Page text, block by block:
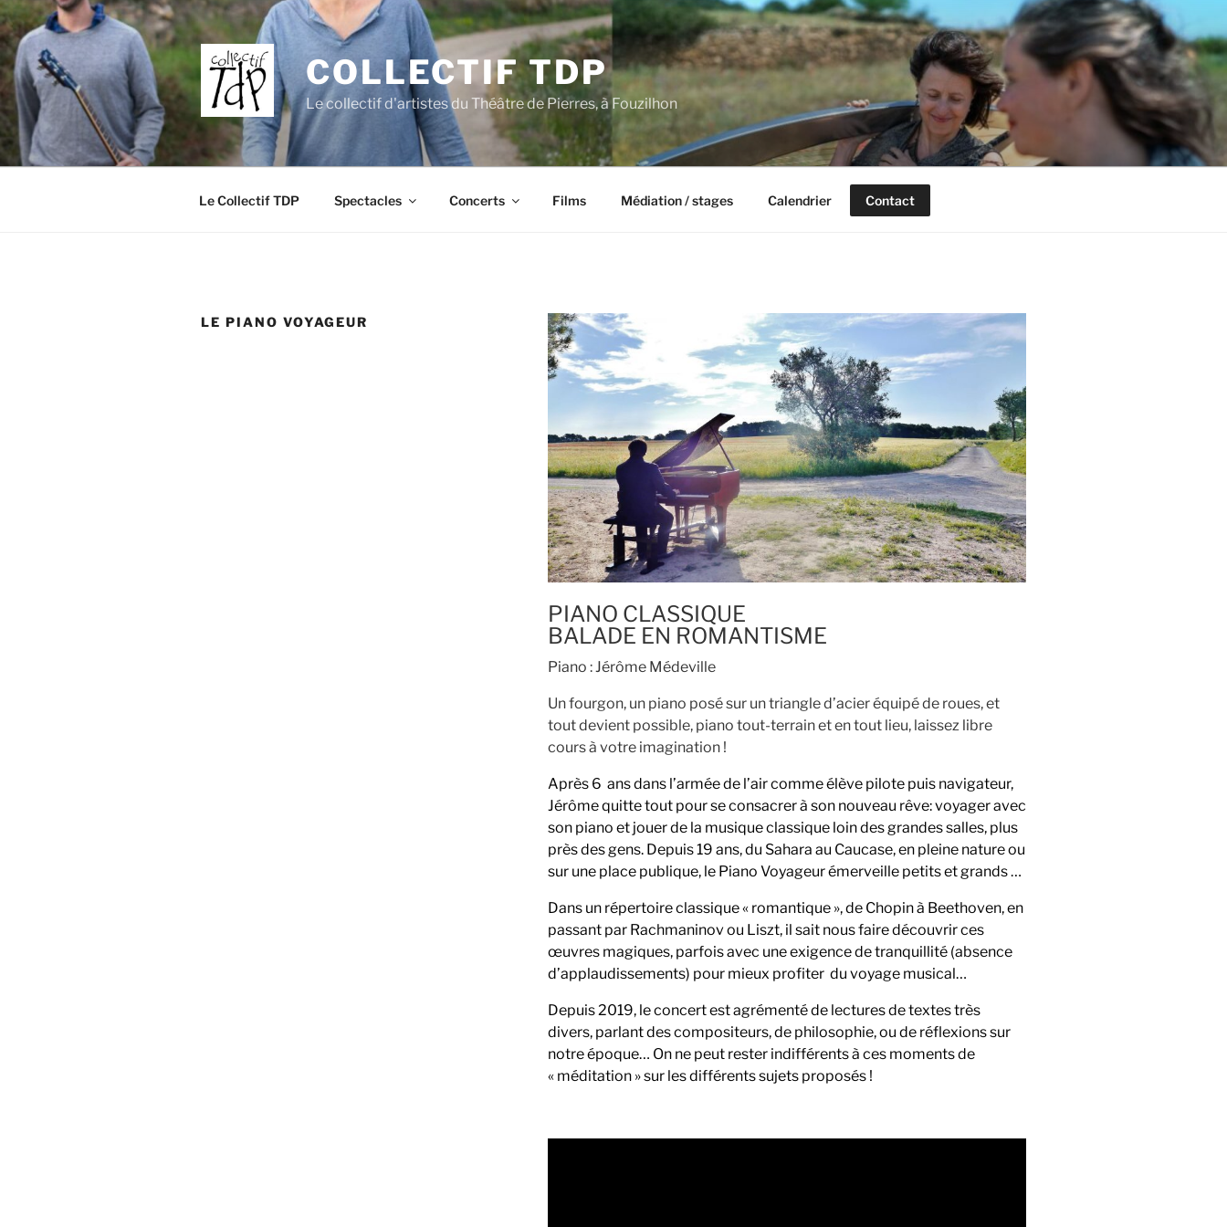
Aller
au
contenu
principal
COLLECTIF TDP
Le collectif d'artistes du Théâtre de Pierres, à Fouzilhon
Le Collectif TDP Spectacles Concerts Films Médiation / stages Calendrier Contact
LE PIANO VOYAGEUR
PIANO CLASSIQUE
BALADE EN ROMANTISME
Piano : Jérôme Médeville
Un fourgon, un piano posé sur un triangle d’acier équipé de roues, et
tout devient possible, piano tout-terrain et en tout lieu, laissez libre
cours à votre imagination !
Après 6 ans dans l’armée de l’air comme élève pilote puis navigateur,
Jérôme quitte tout pour se consacrer à son nouveau rêve: voyager avec
son piano et jouer de la musique classique loin des grandes salles, plus
près des gens. Depuis 19 ans, du Sahara au Caucase, en pleine nature ou
sur une place publique, le Piano Voyageur émerveille petits et grands …
Dans un répertoire classique « romantique », de Chopin à Beethoven, en
passant par Rachmaninov ou Liszt, il sait nous faire découvrir ces
œuvres magiques, parfois avec une exigence de tranquillité (absence
d’applaudissements) pour mieux profiter du voyage musical…
Depuis 2019, le concert est agrémenté de lectures de textes très
divers, parlant des compositeurs, de philosophie, ou de réflexions sur
notre époque… On ne peut rester indifférents à ces moments de
« méditation » sur les différents sujets proposés !